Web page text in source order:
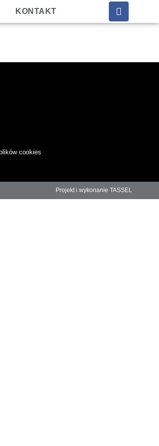
KONTAKT
cookies
Projekt i wykonanie TASSEL